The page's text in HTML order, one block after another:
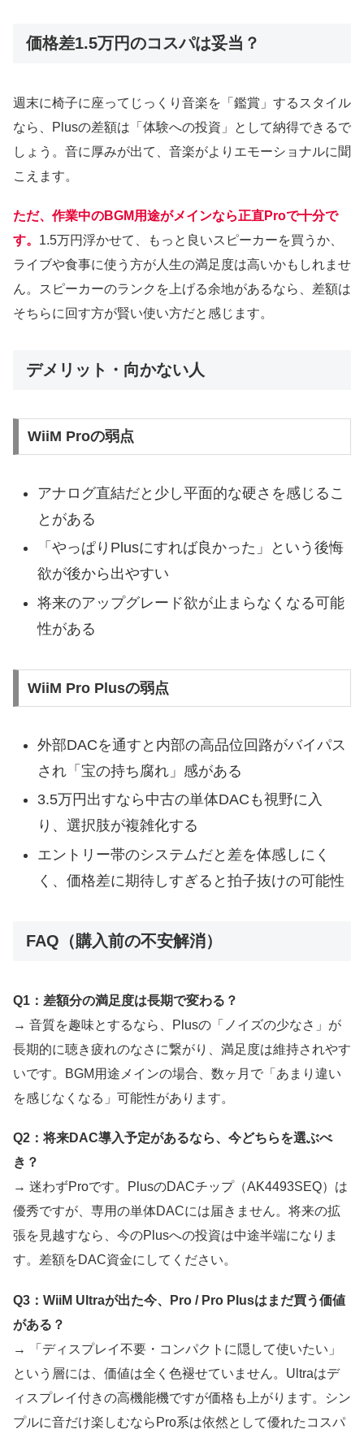
価格差1.5万円のコスパは妥当？
週末に椅子に座ってじっくり音楽を「鑑賞」するスタイル
なら、Plusの差額は「体験への投資」として納得できるで
しょう。音に厚みが出て、音楽がよりエモーショナルに聞
こえます。
ただ、作業中のBGM用途がメインなら正直Proで十分で
す。 1.5万円浮かせて、もっと良いスピーカーを買うか、
ライブや食事に使う方が人生の満足度は高いかもしれませ
ん。スピーカーのランクを上げる余地があるなら、差額は
そちらに回す方が賢い使い方だと感じます。
デメリット・向かない人
WiiM Proの弱点
アナログ直結だと少し平面的な硬さを感じるこ
とがある
「やっぱりPlusにすれば良かった」という後悔
欲が後から出やすい
将来のアップグレード欲が止まらなくなる可能
性がある
WiiM Pro Plusの弱点
外部DACを通すと内部の高品位回路がバイパス
され「宝の持ち腐れ」感がある
3.5万円出すなら中古の単体DACも視野に入
り、選択肢が複雑化する
エントリー帯のシステムだと差を体感しにく
く、価格差に期待しすぎると拍子抜けの可能性
FAQ（購入前の不安解消）
Q1：差額分の満足度は長期で変わる？
→ 音質を趣味とするなら、Plusの「ノイズの少なさ」が
長期的に聴き疲れのなさに繋がり、満足度は維持されやす
いです。BGM用途メインの場合、数ヶ月で「あまり違い
を感じなくなる」可能性があります。
Q2：将来DAC導入予定があるなら、今どちらを選ぶべ
き？
→ 迷わずProです。PlusのDACチップ（AK4493SEQ）は
優秀ですが、専用の単体DACには届きません。将来の拡
張を見越すなら、今のPlusへの投資は中途半端になりま
す。差額をDAC資金にしてください。
Q3：WiiM Ultraが出た今、Pro / Pro Plusはまだ買う価値
がある？
→ 「ディスプレイ不要・コンパクトに隠して使いたい」
という層には、価値は全く色褪せていません。Ultraはデ
ィスプレイ付きの高機能機ですが価格も上がります。シン
プルに音だけ楽しむならPro系は依然として優れたコスパ